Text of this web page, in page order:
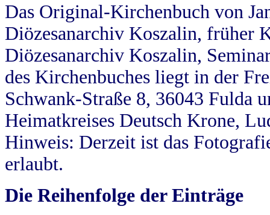
Das Original-Kirchenbuch von
Diözesanarchiv Koszalin, früher
Diözesanarchiv Koszalin,
des Kirchenbuches liegt in der
Schwank-Straße 8, 36043 Fulda
Heimatkreises Deutsch Krone,
Hinweis: Derzeit ist das
erlaubt.
Die Reihenfolge der Einträge